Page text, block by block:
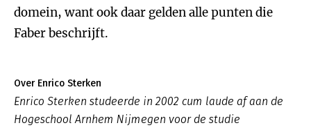
domein, want ook daar gelden alle punten die
Faber beschrijft.
Over Enrico Sterken
Enrico Sterken studeerde in 2002 cum laude af aan de
Hogeschool Arnhem Nijmegen voor de studie